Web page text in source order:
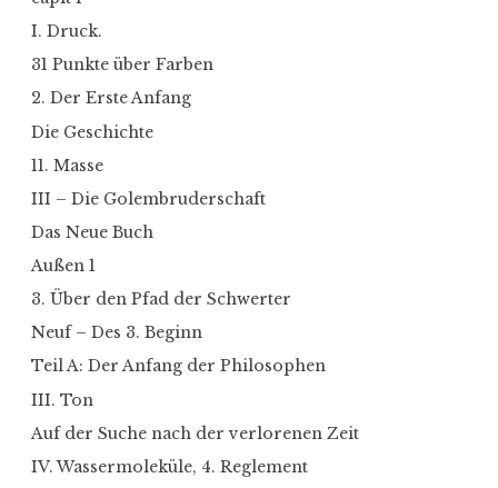
I. Druck.
31 Punkte über Farben
2. Der Erste Anfang
Die Geschichte
11. Masse
III – Die Golembruderschaft
Das Neue Buch
Außen 1
3. Über den Pfad der Schwerter
Neuf – Des 3. Beginn
Teil A: Der Anfang der Philosophen
III. Ton
Auf der Suche nach der verlorenen Zeit
IV. Wassermoleküle, 4. Reglement